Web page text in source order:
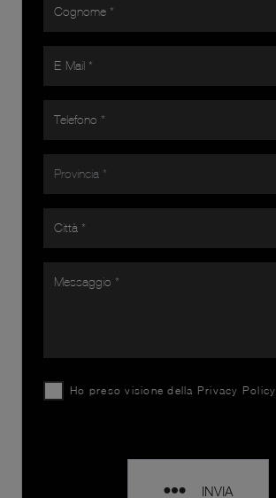
Ho preso visione della Privacy Policy
INVIA